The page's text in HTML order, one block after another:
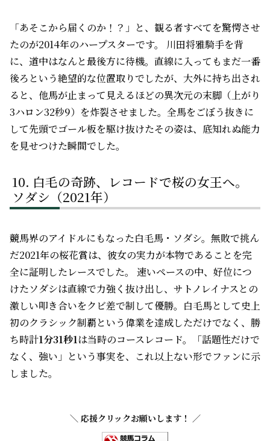
「あそこから届くのか！？」と、観る者すべてを驚愕させ
たのが2014年のハープスターです。 川田将雅騎手を背
に、道中はなんと最後方に待機。直線に入ってもまだ一番
後ろという絶望的な位置取りでしたが、大外に持ち出され
ると、他馬が止まって見えるほどの異次元の末脚（上がり
3ハロン32秒9）を炸裂させました。全馬をごぼう抜きに
して先頭でゴール板を駆け抜けたその姿は、底知れぬ能力
を見せつけた瞬間でした。
白毛の奇跡、レコードで桜の女王へ。
ソダシ（2021年）
競馬界のアイドルにもなった白毛馬・ソダシ。無敗で挑ん
だ2021年の桜花賞は、彼女の実力が本物であることを完
全に証明したレースでした。 速いペースの中、好位につ
けたソダシは直線で力強く抜け出し、サトノレイナスとの
激しい叩き合いをクビ差で制して優勝。白毛馬として史上
初のクラシック制覇という偉業を達成しただけでなく、勝
ち時計1分31秒1は当時のコースレコード。「話題性だけで
なく、強い」という事実を、これ以上ない形でファンに示
しました。
＼ 応援クリックお願いします！ ／